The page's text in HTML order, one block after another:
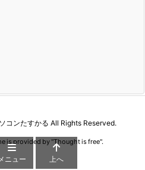
コンたすかる All Rights Reserved.
is provided by "Thought is free".
メニュー 上へ